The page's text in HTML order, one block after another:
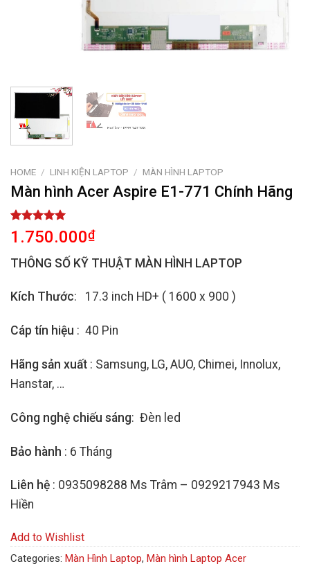
HOME / LINH KIỆN LAPTOP / MÀN HÌNH LAPTOP
Màn hình Acer Aspire E1-771 Chính Hãng
Rated5.00
out of 5
based on
1
customer
1.750.000₫
THÔNG SỐ KỸ THUẬT MÀN HÌNH LAPTOP
Kích Thước: 17.3 inch HD+ ( 1600 x 900 )
Cáp tín hiệu : 40 Pin
Hãng sản xuất : Samsung, LG, AUO, Chimei, Innolux,
Hanstar, …
Công nghệ chiếu sáng: Đèn led
Bảo hành : 6 Tháng
Liên hệ : 0935098288 Ms Trâm – 0929217943 Ms
Hiền
Add to Wishlist
Categories: Màn Hình Laptop, Màn hình Laptop Acer